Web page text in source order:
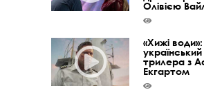
Олівією
«Хижі
трилера з
Екгартом